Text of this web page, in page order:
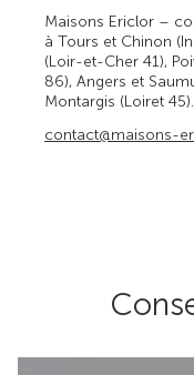
Maisons Ericlor –
à Tours et Chinon
(Loir-et-Cher 41),
86), Angers et
Montargis (Loiret 45).
contact@maisons-